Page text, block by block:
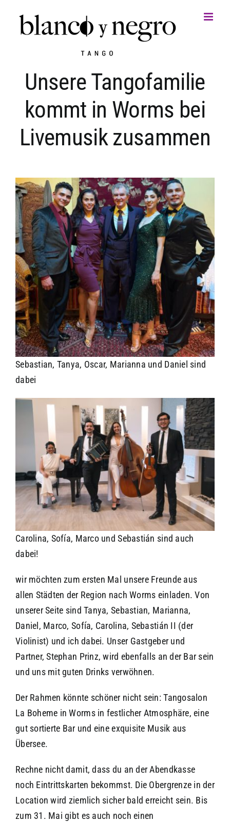
springen
Unsere Tangofamilie
kommt in Worms bei
Livemusik zusammen
Sebastian, Tanya, Oscar, Marianna und Daniel sind
dabei
Carolina, Sofía, Marco und Sebastián sind auch
dabei!
wir möchten zum ersten Mal unsere Freunde aus
allen Städten der Region nach Worms einladen. Von
unserer Seite sind Tanya, Sebastian, Marianna,
Daniel, Marco, Sofía, Carolina, Sebastián II (der
Violinist) und ich dabei. Unser Gastgeber und
Partner, Stephan Prinz, wird ebenfalls an der Bar sein
und uns mit guten Drinks verwöhnen.
Der Rahmen könnte schöner nicht sein: Tangosalon
La Boheme in Worms in festlicher Atmosphäre, eine
gut sortierte Bar und eine exquisite Musik aus
Übersee.
Rechne nicht damit, dass du an der Abendkasse
noch Eintrittskarten bekommst. Die Obergrenze in der
Location wird ziemlich sicher bald erreicht sein. Bis
zum 31. Mai gibt es auch noch einen